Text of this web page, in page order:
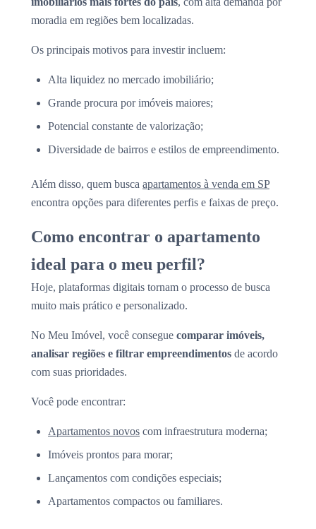
moradia em regiões bem localizadas.
Os principais motivos para investir incluem:
Alta liquidez no mercado imobiliário;
Grande procura por imóveis maiores;
Potencial constante de valorização;
Diversidade de bairros e estilos de empreendimento.
Além disso, quem busca apartamentos à venda em SP
encontra opções para diferentes perfis e faixas de preço.
Como encontrar o apartamento
ideal para o meu perfil?
Hoje, plataformas digitais tornam o processo de busca
muito mais prático e personalizado.
No Meu Imóvel, você consegue comparar imóveis,
analisar regiões e filtrar empreendimentos de acordo
com suas prioridades.
Você pode encontrar:
Apartamentos novos com infraestrutura moderna;
Imóveis prontos para morar;
Lançamentos com condições especiais;
Apartamentos compactos ou familiares.